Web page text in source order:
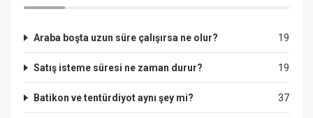
19
Araba boşta uzun süre çalışırsa ne olur?
19
Satış isteme süresi ne zaman durur?
37
Batikon ve tentürdiyot aynı şey mi?